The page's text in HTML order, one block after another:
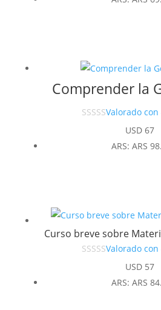
Comprender la
Valorado con
USD67
ARS: ARS
Curso breve sobre
Valorado con
USD57
ARS: ARS